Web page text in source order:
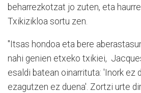
beharrezkotzat jo zuten, eta
Txikizikloa sortu zen.
"Itsas hondoa eta bere
nahi genien etxeko txikiei,
esaldi batean oinarrituta: 'Inork ez
ezagutzen ez duena'. Zortzi urte